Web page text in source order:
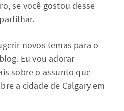
se você gostou desse
novos temas para o
Eu vou adorar
sobre o assunto que
a cidade de Calgary em